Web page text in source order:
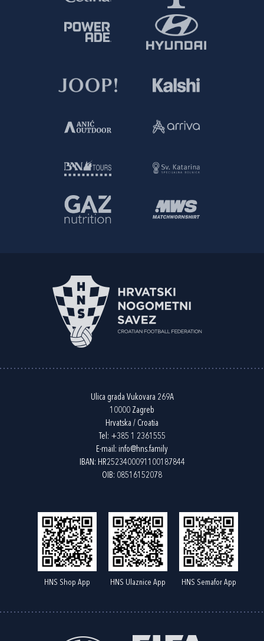
Ulica grada Vukovara 269A
10000 Zagreb
Hrvatska / Croatia
Tel: +385 1 2361555
E-mail: info@hns.family
IBAN: HR2523400091100187844
OIB: 08516152078
HNS Shop App HNS Ulaznice App HNS Semafor App